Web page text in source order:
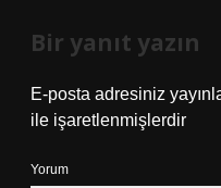
Bir yanıt yazın
E-posta adresiniz
ile işaretlenmişlerdir
Yorum